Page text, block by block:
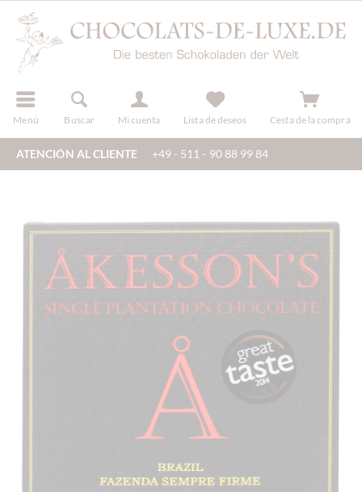
Menú Buscar Mi cuenta
registro Lista de deseos Cesta de la compra
ATENCIÓN AL CLIENTE +49 - 511 - 90 88 99 84